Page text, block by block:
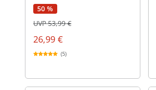
50 %
26,99 €
UVP 53,99 €
(5)